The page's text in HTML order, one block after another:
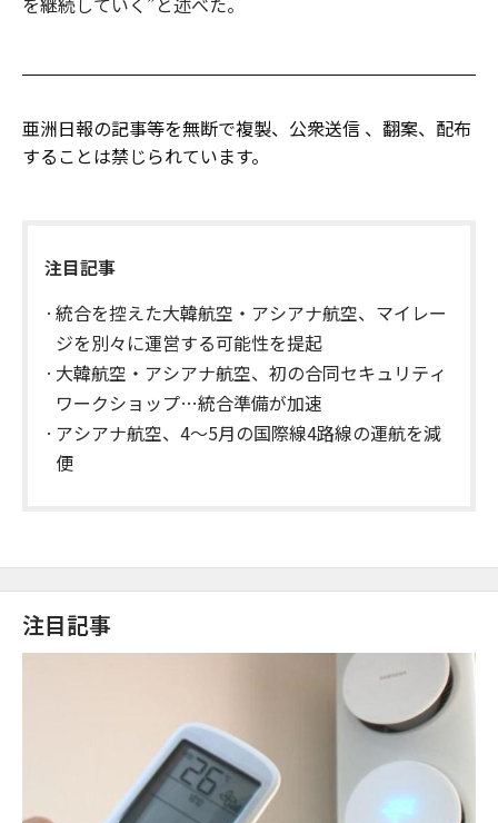
亜洲日報の記事等を無断で複製、公衆送信 、翻案、配布
することは禁じられています。
注目記事
統合を控えた大韓航空・アシアナ航空、マイレー
ジを別々に運営する可能性を提起
大韓航空・アシアナ航空、初の合同セキュリティ
ワークショップ…統合準備が加速
アシアナ航空、4〜5月の国際線4路線の運航を減
便
注目記事